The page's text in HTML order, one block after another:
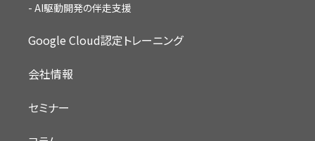
AI駆動開発の伴走支援
Google Cloud認定トレーニング
会社情報
セミナー